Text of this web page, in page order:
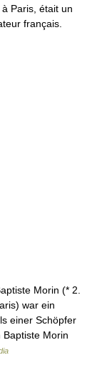
Paris, était un
français.
Morin (* 2.
war ein
einer Schöpfer
Morin